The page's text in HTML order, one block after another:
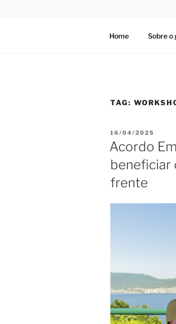
Home Sobre o
TAG:
PUBLICADO
EM
16/04/2025
Acordo
beneficiar
frente